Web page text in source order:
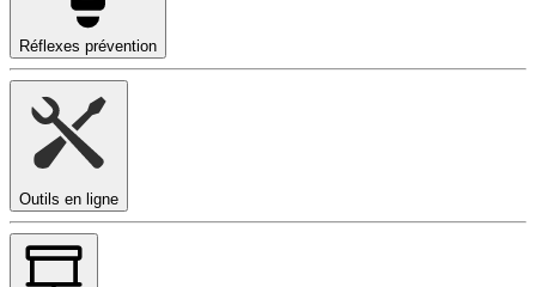
Réflexes prévention
Outils en ligne